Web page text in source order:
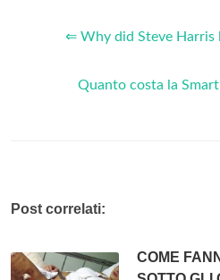
⇐ Why did Steve Harris
Quanto costa la
Post correlati:
COME